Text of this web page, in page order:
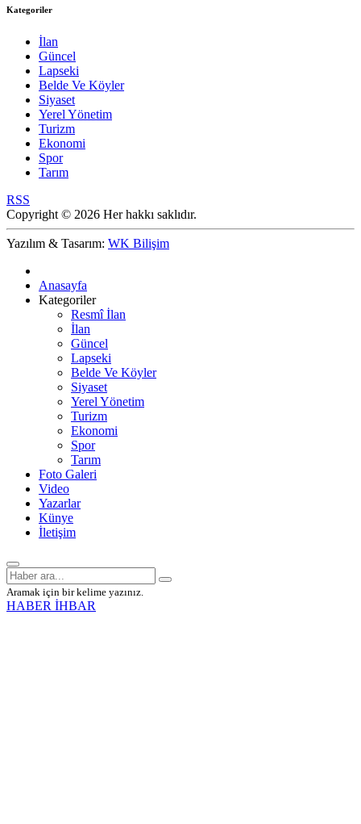
Kategoriler
İlan
Güncel
Lapseki
Belde Ve Köyler
Siyaset
Yerel Yönetim
Turizm
Ekonomi
Spor
Tarım
RSS
Copyright © 2026 Her hakkı saklıdır.
Yazılım & Tasarım: WK Bilişim
Anasayfa
Kategoriler
Resmî İlan
İlan
Güncel
Lapseki
Belde Ve Köyler
Siyaset
Yerel Yönetim
Turizm
Ekonomi
Spor
Tarım
Foto Galeri
Video
Yazarlar
Künye
İletişim
Aramak için bir kelime yazınız.
HABER İHBAR